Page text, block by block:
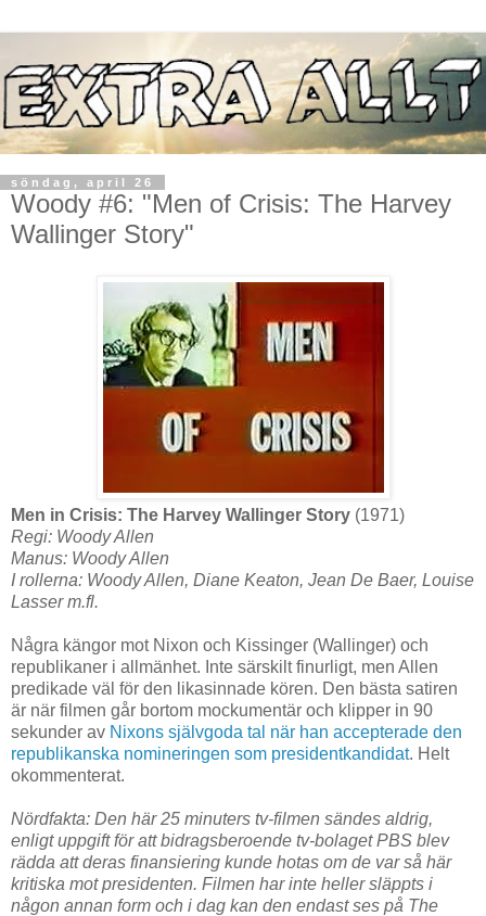
söndag, april 26
Woody #6: "Men of Crisis: The Harvey
Wallinger Story"
Men in Crisis: The Harvey Wallinger Story (1971)
Regi: Woody Allen
Manus: Woody Allen
I rollerna: Woody Allen, Diane Keaton, Jean De Baer, Louise
Lasser m.fl.
Några kängor mot Nixon och Kissinger (Wallinger) och
republikaner i allmänhet. Inte särskilt finurligt, men Allen
predikade väl för den likasinnade kören. Den bästa satiren
är när filmen går bortom mockumentär och klipper in 90
sekunder av Nixons självgoda tal när han accepterade den
republikanska nomineringen som presidentkandidat. Helt
okommenterat.
Nördfakta: Den här 25 minuters tv-filmen sändes aldrig,
enligt uppgift för att bidragsberoende tv-bolaget PBS blev
rädda att deras finansiering kunde hotas om de var så här
kritiska mot presidenten. Filmen har inte heller släppts i
någon annan form och i dag kan den endast ses på The